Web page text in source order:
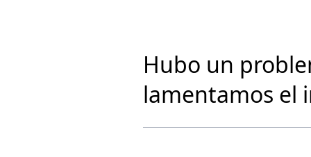
Hubo un
lamentamos el